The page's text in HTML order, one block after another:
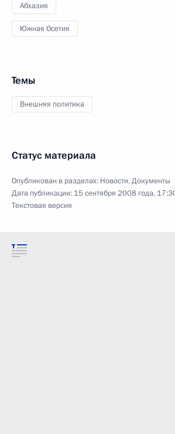
Абхазия
Южная Осетия
Темы
Внешняя политика
Статус материала
Опубликован в разделах: Новости,Документы
Дата публикации: 15 сентября 2008 года,
Текстовая версия